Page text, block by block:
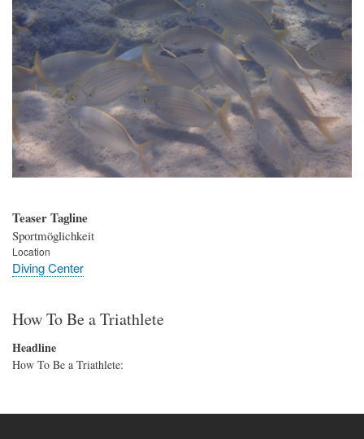
Teaser Tagline
Sportmöglichkeit
Location
Diving Center
How To Be a Triathlete
Headline
How To Be a Triathlete: